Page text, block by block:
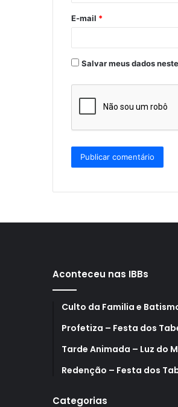
*
E-mail *
Salvar meus dados
Aconteceu nas IBBs
Culto da Familia e
Profetiza – Festa dos
Tarde Animada – Luz do
Redenção – Festa dos
Categorias